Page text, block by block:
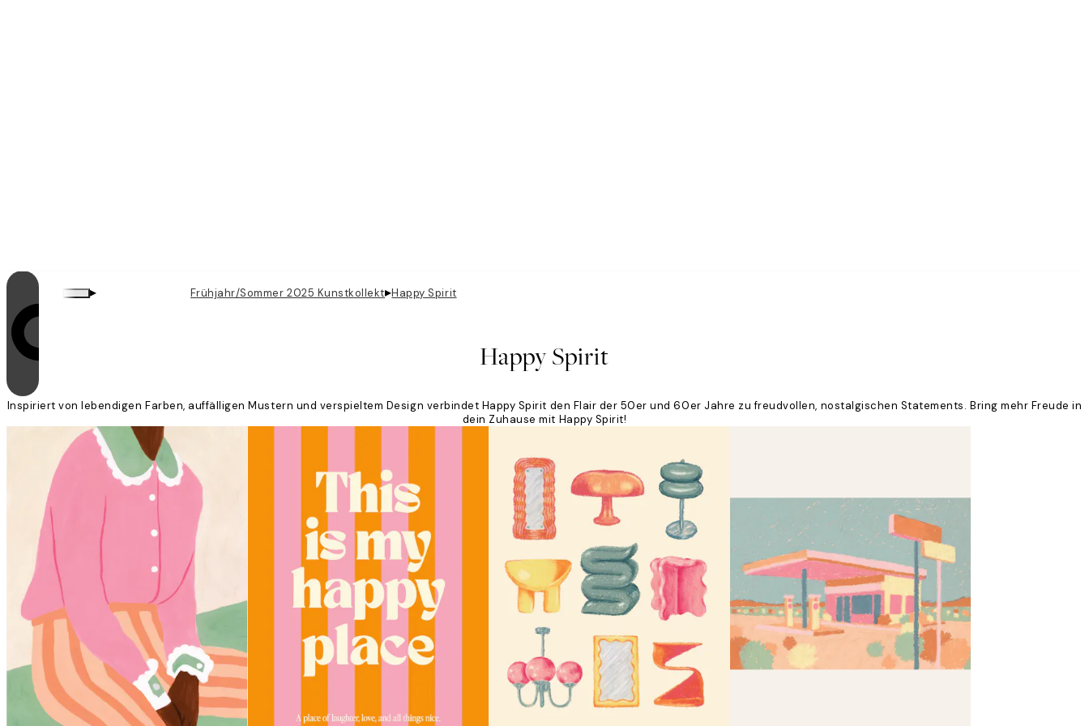
▸ Frühjahr/Sommer 2025 Kunstkollektionen
▸Happy Spirit
Happy Spirit
Inspiriert von lebendigen Farben, auffälligen Mustern und verspieltem Design verbindet Happy Spirit den Flair der 50er und 60er Jahre zu freudvollen, nostalgischen Statements. Bring mehr Freude in
dein Zuhause mit Happy Spirit!